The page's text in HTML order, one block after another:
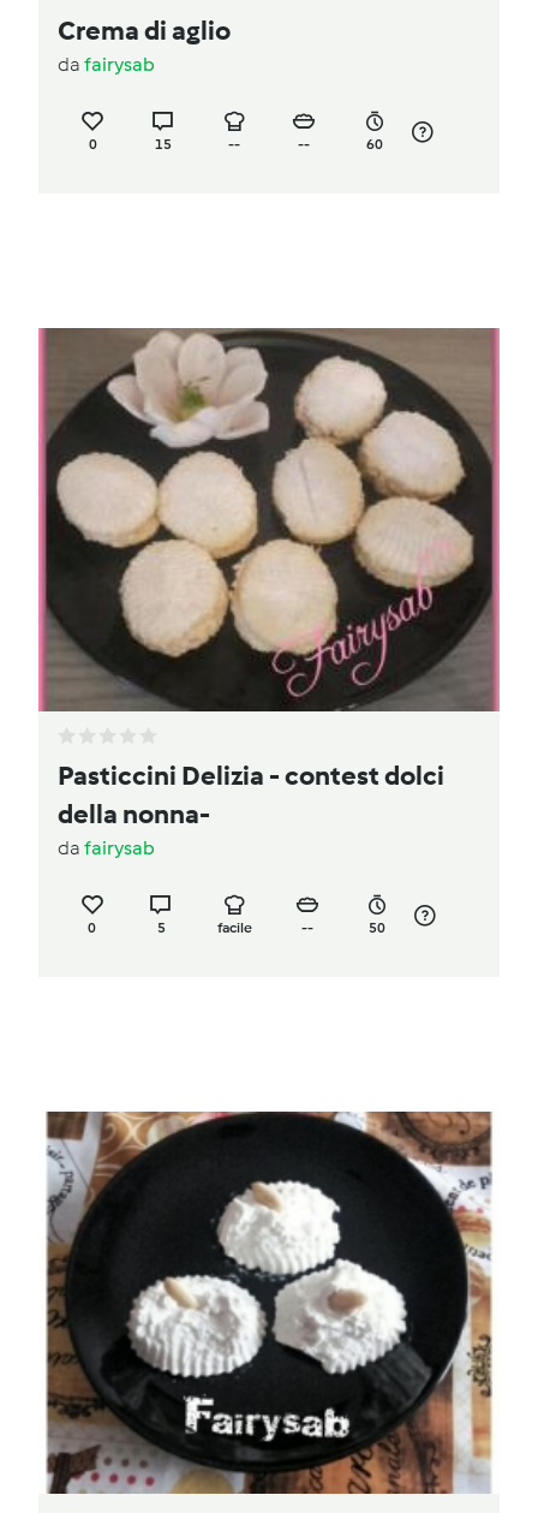
Crema di aglio
da fairysab
0 15 -- -- 60
Pasticcini Delizia - contest dolci
della nonna-
da fairysab
0 5 facile -- 50